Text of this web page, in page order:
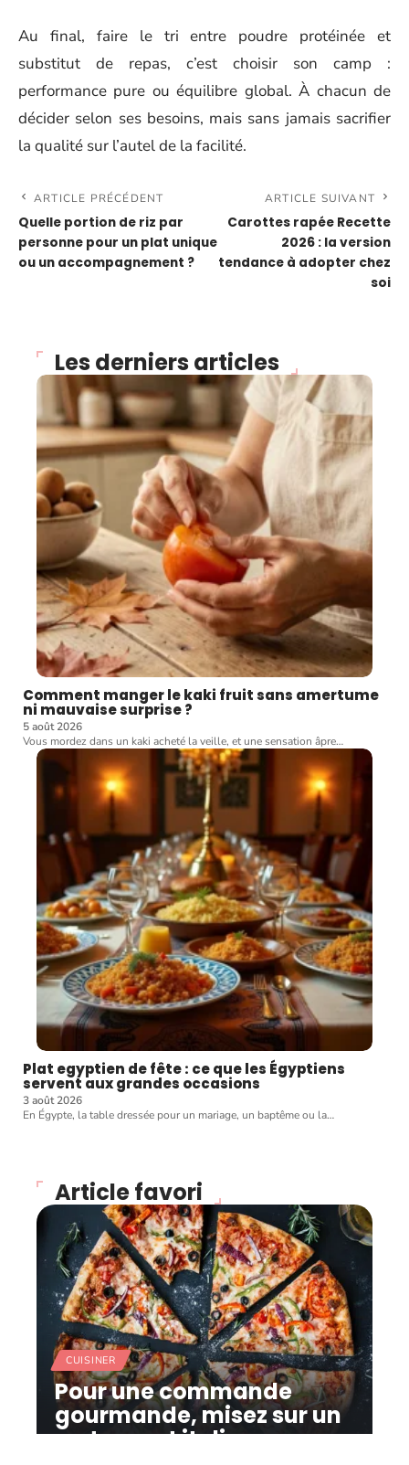
Au final, faire le tri entre poudre protéinée et
substitut de repas, c’est choisir son camp :
performance pure ou équilibre global. À chacun de
décider selon ses besoins, mais sans jamais sacrifier
la qualité sur l’autel de la facilité.
ARTICLE PRÉCÉDENT
Quelle portion de riz par
personne pour un plat unique
ou un accompagnement ?
ARTICLE SUIVANT
Carottes rapée Recette
2026 : la version
tendance à adopter chez
soi
Les derniers articles
Comment manger le kaki fruit sans amertume
ni mauvaise surprise ?
5 août 2026
Vous mordez dans un kaki acheté la veille, et une sensation âpre…
Plat egyptien de fête : ce que les Égyptiens
servent aux grandes occasions
3 août 2026
En Égypte, la table dressée pour un mariage, un baptême ou la…
Article favori
CUISINER
Pour une commande
gourmande, misez sur un
restaurant italien